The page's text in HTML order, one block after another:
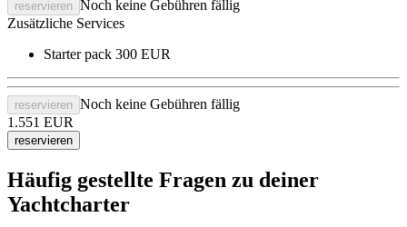
reservieren Noch keine Gebühren fällig
Zusätzliche Services
Starter pack 300 EUR
reservieren Noch keine Gebühren fällig
1.551 EUR
reservieren
Häufig gestellte Fragen zu deiner
Yachtcharter